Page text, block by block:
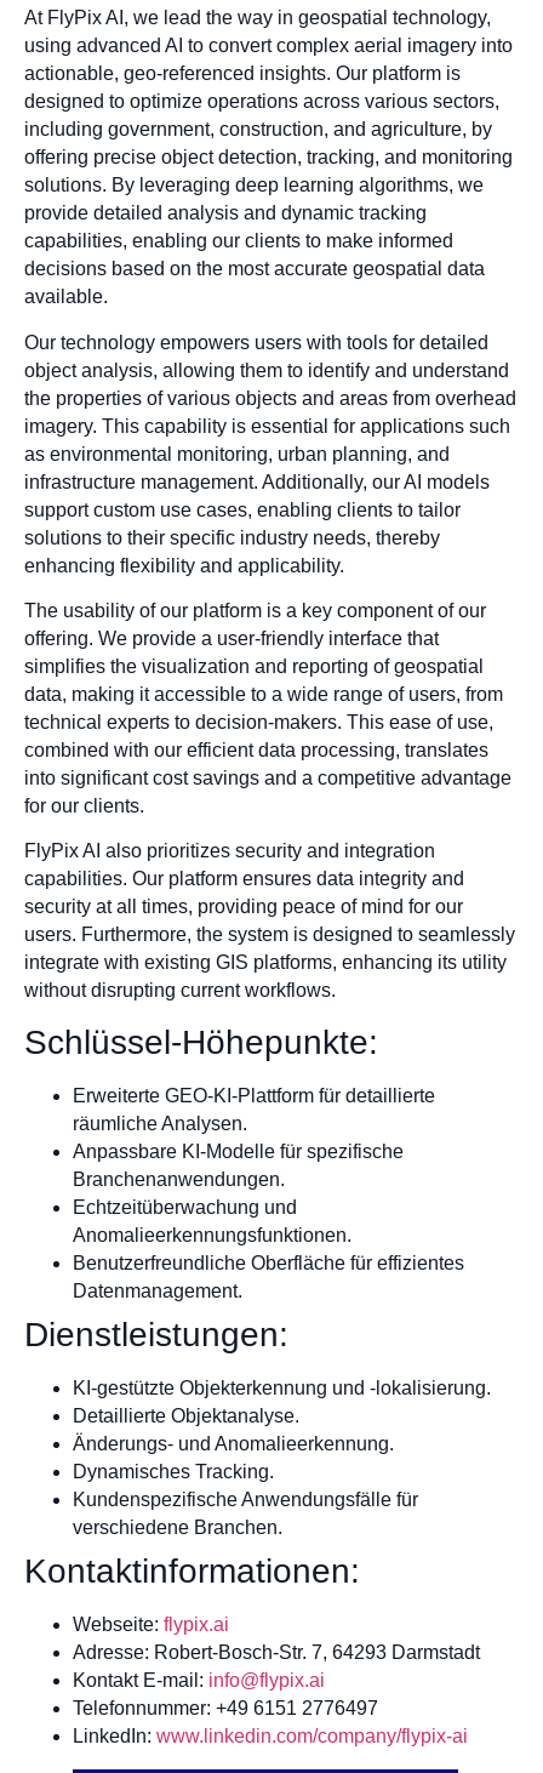
At FlyPix AI, we lead the way in geospatial technology,
using advanced AI to convert complex aerial imagery into
actionable, geo-referenced insights. Our platform is
designed to optimize operations across various sectors,
including government, construction, and agriculture, by
offering precise object detection, tracking, and monitoring
solutions. By leveraging deep learning algorithms, we
provide detailed analysis and dynamic tracking
capabilities, enabling our clients to make informed
decisions based on the most accurate geospatial data
available.
Our technology empowers users with tools for detailed
object analysis, allowing them to identify and understand
the properties of various objects and areas from overhead
imagery. This capability is essential for applications such
as environmental monitoring, urban planning, and
infrastructure management. Additionally, our AI models
support custom use cases, enabling clients to tailor
solutions to their specific industry needs, thereby
enhancing flexibility and applicability.
The usability of our platform is a key component of our
offering. We provide a user-friendly interface that
simplifies the visualization and reporting of geospatial
data, making it accessible to a wide range of users, from
technical experts to decision-makers. This ease of use,
combined with our efficient data processing, translates
into significant cost savings and a competitive advantage
for our clients.
FlyPix AI also prioritizes security and integration
capabilities. Our platform ensures data integrity and
security at all times, providing peace of mind for our
users. Furthermore, the system is designed to seamlessly
integrate with existing GIS platforms, enhancing its utility
without disrupting current workflows.
Schlüssel-Höhepunkte:
Erweiterte GEO-KI-Plattform für detaillierte
räumliche Analysen.
Anpassbare KI-Modelle für spezifische
Branchenanwendungen.
Echtzeitüberwachung und
Anomalieerkennungsfunktionen.
Benutzerfreundliche Oberfläche für effizientes
Datenmanagement.
Dienstleistungen:
KI-gestützte Objekterkennung und -lokalisierung.
Detaillierte Objektanalyse.
Änderungs- und Anomalieerkennung.
Dynamisches Tracking.
Kundenspezifische Anwendungsfälle für
verschiedene Branchen.
Kontaktinformationen:
Webseite: flypix.ai
Adresse: Robert-Bosch-Str. 7, 64293 Darmstadt
Kontakt E-mail: info@flypix.ai
Telefonnummer: +49 6151 2776497
LinkedIn: www.linkedin.com/company/flypix-ai